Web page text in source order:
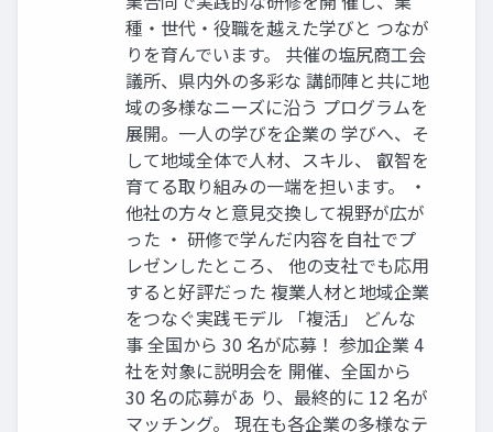
種・世代・役職を越えた学びと つなが
りを育んでいます。 共催の塩尻商工会
議所、県内外の多彩な 講師陣と共に地
域の多様なニーズに沿う プログラムを
展開。一人の学びを企業の 学びへ、そ
して地域全体で人材、スキル、 叡智を
育てる取り組みの一端を担います。 ・
他社の方々と意見交換して視野が広が
った ・ 研修で学んだ内容を自社でプ
レゼンしたところ、 他の支社でも応用
すると好評だった 複業人材と地域企業
をつなぐ実践モデル 「複活」 どんな
事 全国から 30 名が応募！ 参加企業 4
社を対象に説明会を 開催、全国から
30 名の応募があ り、最終的に 12 名が
マッチング。 現在も各企業の多様なテ